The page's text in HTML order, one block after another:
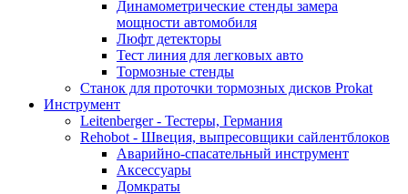
Динамометрические стенды замера
мощности автомобиля
Люфт детекторы
Тест линия для легковых авто
Тормозные стенды
Станок для проточки тормозных дисков Prokat
Инструмент
Leitenberger - Тестеры, Германия
Rehobot - Швеция, выпресовщики сайлентблоков
Аварийно-спасательный инструмент
Аксессуары
Домкраты